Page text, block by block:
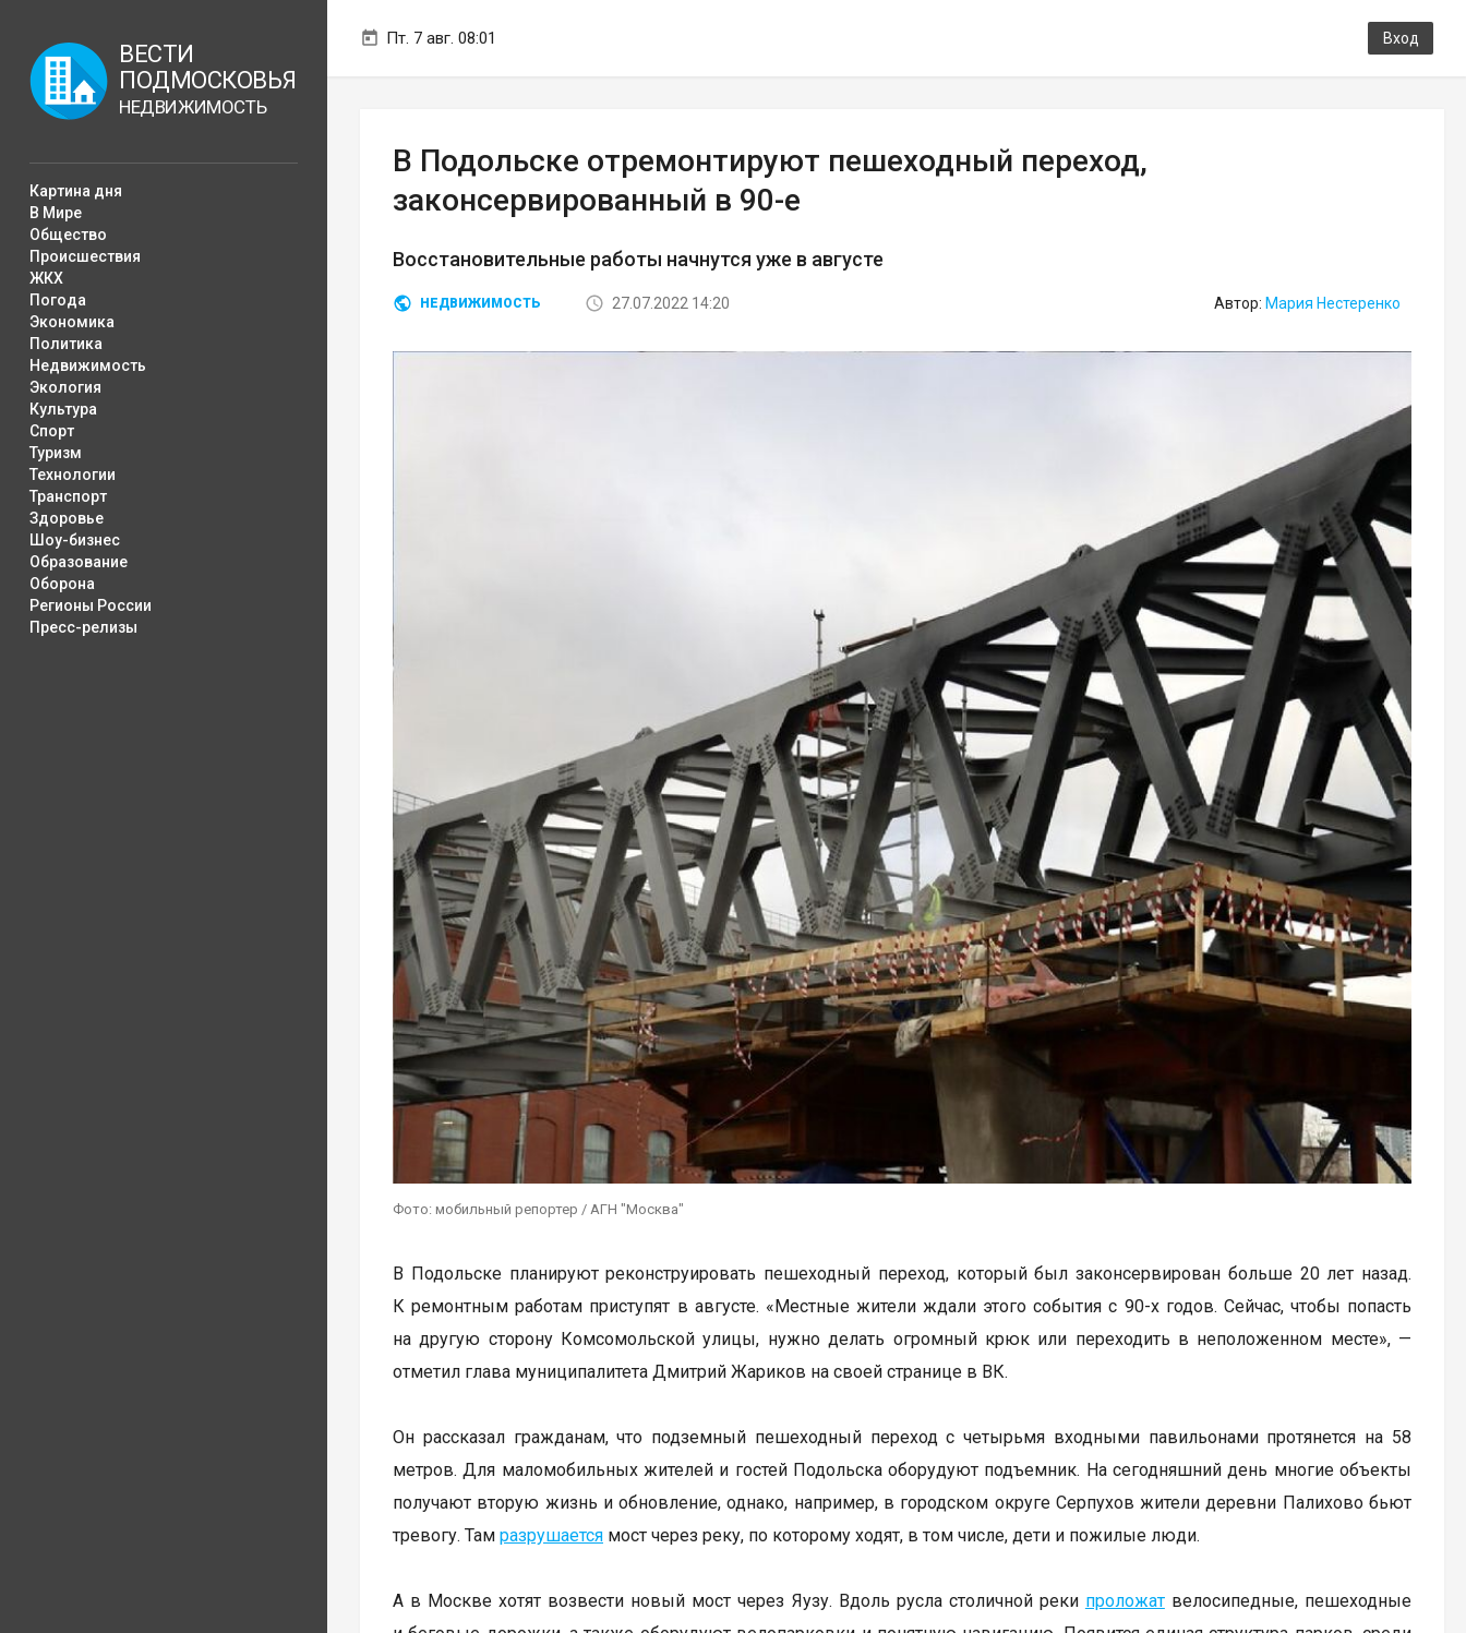
Пт. 7 авг. 08:01 Вход
ВЕСТИ
ПОДМОСКОВЬЯ
НЕДВИЖИМОСТЬ
Картина дня
В Мире
Общество
Происшествия
ЖКХ
Погода
Экономика
Политика
Недвижимость
Экология
Культура
Спорт
Туризм
Технологии
Транспорт
Здоровье
Шоу-бизнес
Образование
Оборона
Регионы России
Пресс-релизы
В Подольске отремонтируют пешеходный переход,
законсервированный в 90-е
Восстановительные работы начнутся уже в августе
НЕДВИЖИМОСТЬ 27.07.2022 14:20 Автор: Мария Нестеренко
Фото: мобильный репортер / АГН "Москва"
В Подольске планируют реконструировать пешеходный переход, который был законсервирован больше 20 лет назад.
К ремонтным работам приступят в августе. «Местные жители ждали этого события с 90-х годов. Сейчас, чтобы попасть
на другую сторону Комсомольской улицы, нужно делать огромный крюк или переходить в неположенном месте», —
отметил глава муниципалитета Дмитрий Жариков на своей странице в ВК.
Он рассказал гражданам, что подземный пешеходный переход с четырьмя входными павильонами протянется на 58
метров. Для маломобильных жителей и гостей Подольска оборудуют подъемник. На сегодняшний день многие объекты
получают вторую жизнь и обновление, однако, например, в городском округе Серпухов жители деревни Палихово бьют
тревогу. Там разрушается мост через реку, по которому ходят, в том числе, дети и пожилые люди.
А в Москве хотят возвести новый мост через Яузу. Вдоль русла столичной реки проложатвелосипедные, пешеходные